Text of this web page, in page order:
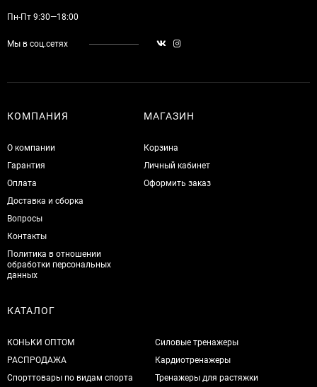
Пн-Пт 9:30—18:00
Мы в соц.сетях
КОМПАНИЯ
О компании
Гарантия
Оплата
Доставка и сборка
Вопросы
Контакты
Политика в отношении
обработки персональных
данных
МАГАЗИН
Корзина
Личный кабинет
Оформить заказ
КАТАЛОГ
КОНЬКИ ОПТОМ
РАСПРОДАЖА
Спорттовары по видам спорта
Силовые тренажеры
Кардиотренажеры
Тренажеры для растяжки